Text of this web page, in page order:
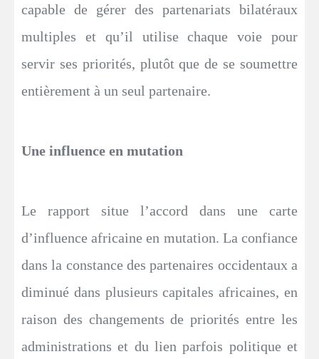
capable de gérer des partenariats bilatéraux
multiples et qu’il utilise chaque voie pour
servir ses priorités, plutôt que de se soumettre
entièrement à un seul partenaire.
Une influence en mutation
Le rapport situe l’accord dans une carte
d’influence africaine en mutation. La confiance
dans la constance des partenaires occidentaux a
diminué dans plusieurs capitales africaines, en
raison des changements de priorités entre les
administrations et du lien parfois politique et